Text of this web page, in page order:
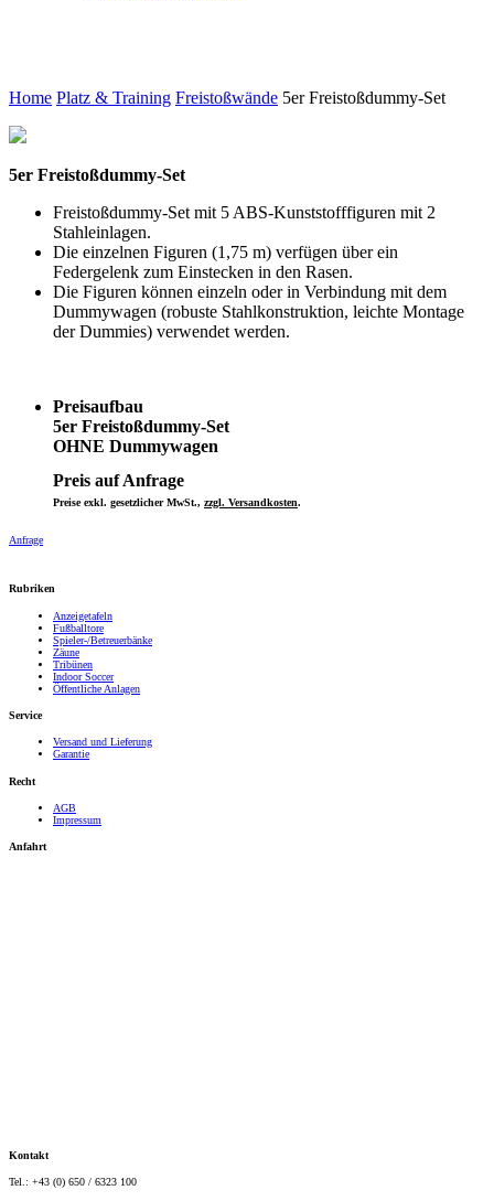
Home Platz & Training Freistoßwände 5er Freistoßdummy-Set
5er Freistoßdummy-Set
Freistoßdummy-Set mit 5 ABS-Kunststofffiguren mit 2
Stahleinlagen.
Die einzelnen Figuren (1,75 m) verfügen über ein
Federgelenk zum Einstecken in den Rasen.
Die Figuren können einzeln oder in Verbindung mit dem
Dummywagen (robuste Stahlkonstruktion, leichte Montage
der Dummies) verwendet werden.
Preisaufbau
5er Freistoßdummy-Set
OHNE Dummywagen
Preis auf Anfrage
Preise exkl. gesetzlicher MwSt., zzgl. Versandkosten.
Anfrage
Rubriken
Anzeigetafeln
Fußballtore
Spieler-/Betreuerbänke
Zäune
Tribünen
Indoor Soccer
Öffentliche Anlagen
Service
Versand und Lieferung
Garantie
Recht
AGB
Impressum
Anfahrt
Kontakt
Tel.: +43 (0) 650 / 6323 100